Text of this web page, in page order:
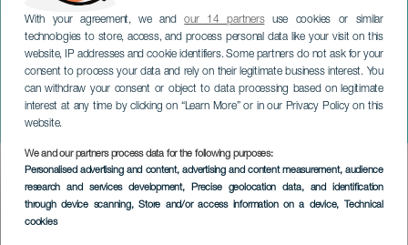
With your agreement, we andour 14 partnersuse cookies or similar
technologies to store, access, and process personal data like your visit on this
website, IP addresses and cookie identifiers. Some partners do not ask for your
consent to process your data and rely on their legitimate business interest. You
can withdraw your consent or object to data processing based on legitimate
interest at any time by clicking on “Learn More” or in our Privacy Policy on this
website.
We and our partners process data for the following purposes:
Personalised advertising and content, advertising and content measurement, audience
research and services development, Precise geolocation data, and identification
through device scanning, Store and/or access information on a device, Technical
cookies
LOBO Creams Madness
LANZAROTE
Imagen
Listado